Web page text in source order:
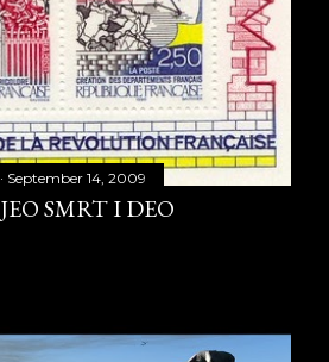
September 14, 2009
SMRT I DEO